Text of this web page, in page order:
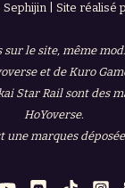
| Site réalisé
sur le site, même
et de Kuro
Star Rail sont des
HoYoverse.
une marques